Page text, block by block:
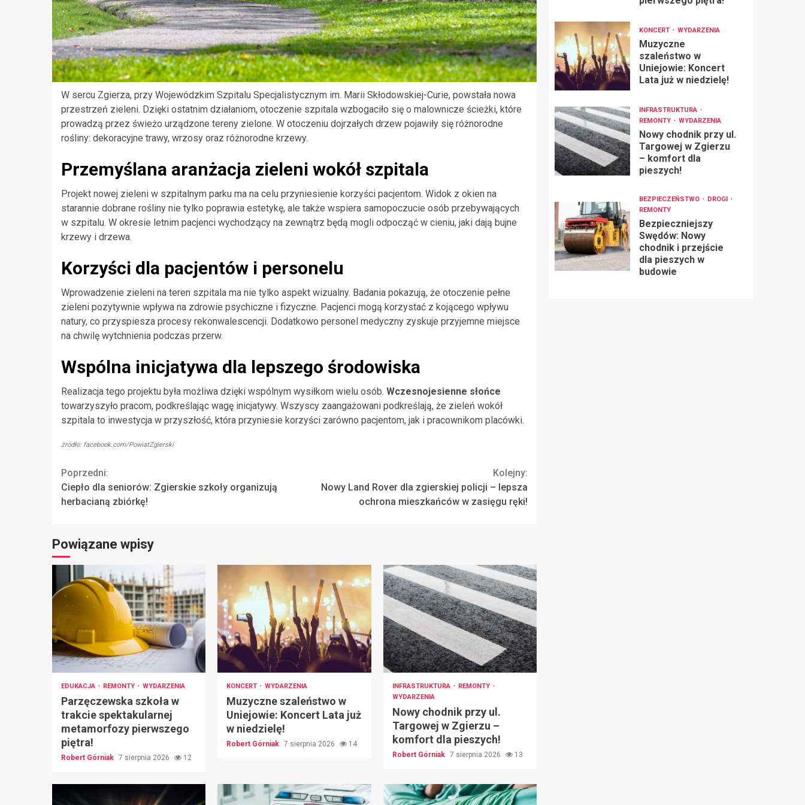
W sercu Zgierza, przy Wojewódzkim Szpitalu Specjalistycznym im. Marii Skłodowskiej-Curie, powstała nowa
przestrzeń zieleni. Dzięki ostatnim działaniom, otoczenie szpitala wzbogaciło się o malownicze ścieżki, które
prowadzą przez świeżo urządzone tereny zielone. W otoczeniu dojrzałych drzew pojawiły się różnorodne
rośliny: dekoracyjne trawy, wrzosy oraz różnorodne krzewy.
Przemyślana aranżacja zieleni wokół szpitala
Projekt nowej zieleni w szpitalnym parku ma na celu przyniesienie korzyści pacjentom. Widok z okien na
starannie dobrane rośliny nie tylko poprawia estetykę, ale także wspiera samopoczucie osób przebywających
w szpitalu. W okresie letnim pacjenci wychodzący na zewnątrz będą mogli odpocząć w cieniu, jaki dają bujne
krzewy i drzewa.
Korzyści dla pacjentów i personelu
Wprowadzenie zieleni na teren szpitala ma nie tylko aspekt wizualny. Badania pokazują, że otoczenie pełne
zieleni pozytywnie wpływa na zdrowie psychiczne i fizyczne. Pacjenci mogą korzystać z kojącego wpływu
natury, co przyspiesza procesy rekonwalescencji. Dodatkowo personel medyczny zyskuje przyjemne miejsce
na chwilę wytchnienia podczas przerw.
Wspólna inicjatywa dla lepszego środowiska
Realizacja tego projektu była możliwa dzięki wspólnym wysiłkom wielu osób. Wczesnojesienne słońce
towarzyszyło pracom, podkreślając wagę inicjatywy. Wszyscy zaangażowani podkreślają, że zieleń wokół
szpitala to inwestycja w przyszłość, która przyniesie korzyści zarówno pacjentom, jak i pracownikom placówki.
źródło: facebook.com/PowiatZgierski
Continue
Reading
Poprzedni:
Ciepło dla seniorów: Zgierskie szkoły organizują
herbacianą zbiórkę!
Kolejny:
Nowy Land Rover dla zgierskiej policji – lepsza
ochrona mieszkańców w zasięgu ręki!
Powiązane wpisy
EDUKACJA REMONTY WYDARZENIA
Parzęczewska szkoła w
trakcie spektakularnej
metamorfozy pierwszego
piętra!
Robert Górniak 7 sierpnia 2026 12
KONCERT WYDARZENIA
Muzyczne szaleństwo w
Uniejowie: Koncert Lata już
w niedzielę!
Robert Górniak 7 sierpnia 2026 14
INFRASTRUKTURA
REMONTY
WYDARZENIA
Nowy chodnik przy ul.
Targowej w Zgierzu –
komfort dla pieszych!
Robert Górniak 7 sierpnia 2026 13
KONCERT WYDARZENIA
Muzyczne
szaleństwo w
Uniejowie: Koncert
Lata już w niedzielę!
INFRASTRUKTURA
REMONTY
WYDARZENIA
Nowy chodnik przy ul.
Targowej w Zgierzu
– komfort dla
pieszych!
BEZPIECZEŃSTWO
DROGI
REMONTY
Bezpieczniejszy
Swędów: Nowy
chodnik i przejście
dla pieszych w
budowie